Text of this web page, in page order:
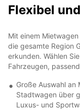
Flexibel
Mit einem
die gesamte Region
erkunden. Wählen
Fahrzeugen,
Große Auswahl
Stadtwagen über
Luxus- und